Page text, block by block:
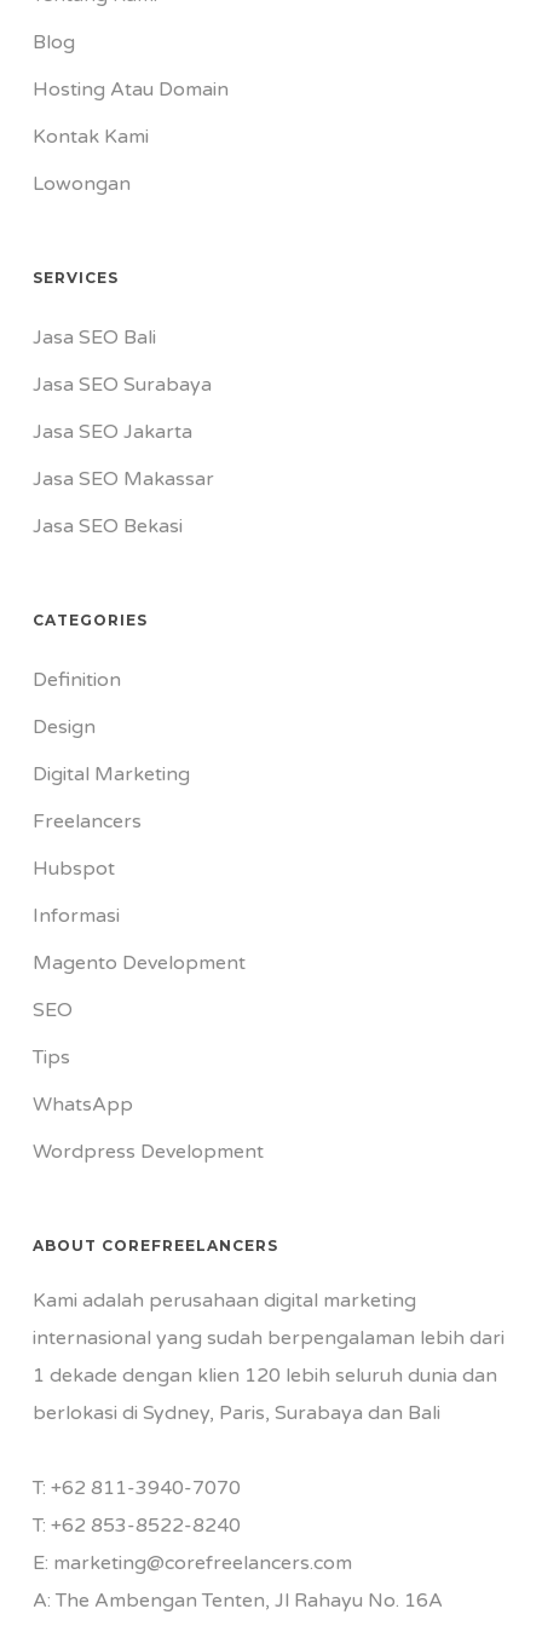
Blog
Hosting Atau Domain
Kontak Kami
Lowongan
SERVICES
Jasa SEO Bali
Jasa SEO Surabaya
Jasa SEO Jakarta
Jasa SEO Makassar
Jasa SEO Bekasi
CATEGORIES
Definition
Design
Digital Marketing
Freelancers
Hubspot
Informasi
Magento Development
SEO
Tips
WhatsApp
Wordpress Development
ABOUT COREFREELANCERS
Kami adalah perusahaan digital marketing
internasional yang sudah berpengalaman lebih dari
1 dekade dengan klien 120 lebih seluruh dunia dan
berlokasi di Sydney, Paris, Surabaya dan Bali
T: +62 811-3940-7070
T: +62 853-8522-8240
E: marketing@corefreelancers.com
A: The Ambengan Tenten, Jl Rahayu No. 16A